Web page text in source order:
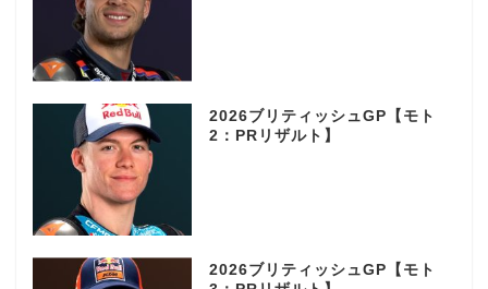
2026ブリティッシュGP【モト
2：PRリザルト】
2026ブリティッシュGP【モト